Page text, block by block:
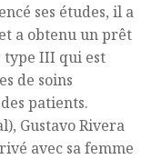
ses études, il a
a obtenu un prêt
type III qui est
de soins
patients.
Gustavo Rivera
avec sa femme